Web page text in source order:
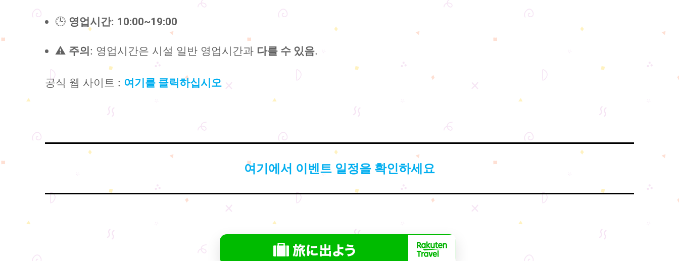
🕒 영업시간: 10:00~19:00
⚠️ 주의 : 영업시간은 시설 일반 영업시간과 다를 수 있음.
공식 웹 사이트 : 여기를 클릭하십시오
여기에서 이벤트 일정을 확인하세요